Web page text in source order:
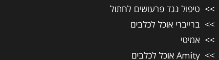
טיפול נגד פרעושים לחתול
ברייברי אוכל לכלבים
אמיטי
Amity אוכל לכלבים